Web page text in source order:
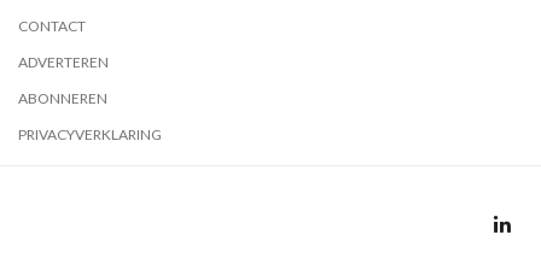
CONTACT
ADVERTEREN
ABONNEREN
PRIVACYVERKLARING